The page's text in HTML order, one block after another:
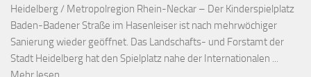
Heidelberg / Metropolregion Rhein-Neckar – Der Kinderspielplatz
Baden-Badener Straße im Hasenleiser ist nach mehrwöchiger
Sanierung wieder geöffnet. Das Landschafts- und Forstamt der
Stadt Heidelberg hat den Spielplatz nahe der Internationalen ...